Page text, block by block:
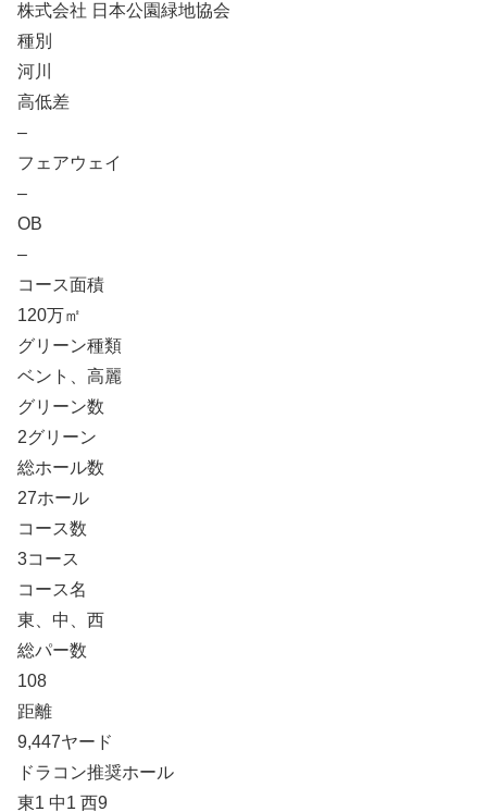
株式会社 日本公園緑地協会
種別
河川
高低差
–
フェアウェイ
–
OB
–
コース面積
120万㎡
グリーン種類
ベント、高麗
グリーン数
2グリーン
総ホール数
27ホール
コース数
3コース
コース名
東、中、西
総パー数
108
距離
9,447ヤード
ドラコン推奨ホール
東1 中1 西9